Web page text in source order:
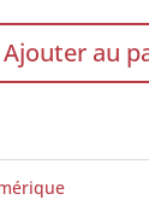
Ajouter au